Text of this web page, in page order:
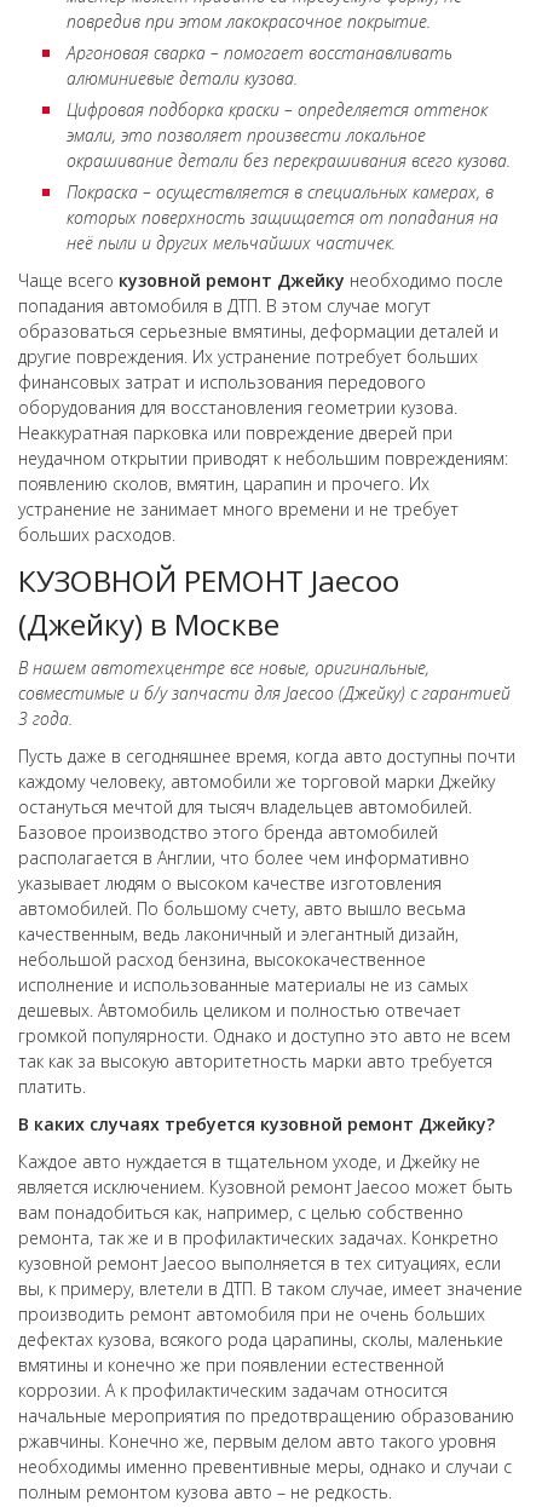
повредив при этом лакокрасочное покрытие.
Аргоновая сварка – помогает восстанавливать
алюминиевые детали кузова.
Цифровая подборка краски – определяется оттенок
эмали, это позволяет произвести локальное
окрашивание детали без перекрашивания всего кузова.
Покраска – осуществляется в специальных камерах, в
которых поверхность защищается от попадания на
неё пыли и других мельчайших частичек.
Чаще всего кузовной ремонт Джейку необходимо после
попадания автомобиля в ДТП. В этом случае могут
образоваться серьезные вмятины, деформации деталей и
другие повреждения. Их устранение потребует больших
финансовых затрат и использования передового
оборудования для восстановления геометрии кузова.
Неаккуратная парковка или повреждение дверей при
неудачном открытии приводят к небольшим повреждениям:
появлению сколов, вмятин, царапин и прочего. Их
устранение не занимает много времени и не требует
больших расходов.
КУЗОВНОЙ РЕМОНТ Jaecoo
(Джейку) в Москве
В нашем автотехцентре все новые, оригинальные,
совместимые и б/у запчасти для Jaecoo (Джейку) с гарантией
3 года.
Пусть даже в сегодняшнее время, когда авто доступны почти
каждому человеку, автомобили же торговой марки Джейку
остануться мечтой для тысяч владельцев автомобилей.
Базовое производство этого бренда автомобилей
располагается в Англии, что более чем информативно
указывает людям о высоком качестве изготовления
автомобилей. По большому счету, авто вышло весьма
качественным, ведь лаконичный и элегантный дизайн,
небольшой расход бензина, высококачественное
исполнение и использованные материалы не из самых
дешевых. Автомобиль целиком и полностью отвечает
громкой популярности. Однако и доступно это авто не всем
так как за высокую авторитетность марки авто требуется
платить.
В каких случаях требуется кузовной ремонт Джейку?
Каждое авто нуждается в тщательном уходе, и Джейку не
является исключением. Кузовной ремонт Jaecoo может быть
вам понадобиться как, например, с целью собственно
ремонта, так же и в профилактических задачах. Конкретно
кузовной ремонт Jaecoo выполняется в тех ситуациях, если
вы, к примеру, влетели в ДТП. В таком случае, имеет значение
производить ремонт автомобиля при не очень больших
дефектах кузова, всякого рода царапины, сколы, маленькие
вмятины и конечно же при появлении естественной
коррозии. А к профилактическим задачам относится
начальные мероприятия по предотвращению образованию
ржавчины. Конечно же, первым делом авто такого уровня
необходимы именно превентивные меры, однако и случаи с
полным ремонтом кузова авто – не редкость.